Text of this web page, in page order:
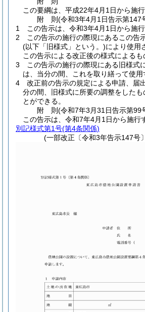
この要綱は、平成22年4月1日から施行
附 則(令和3年4月1日告示第147
1
この告示は、令和3年4月1日から施行
2
この告示の施行の際現にあるこの告
(以下「旧様式」という。)により使用
この告示による改正後の様式によるも
3
この告示の施行の際現にある旧様式
は、当分の間、これを取り繕って使用
4
改正前の告示の規定による申請、届
分の間、旧様式に所要の調整をしたも
とができる。
附 則(令和7年3月31日告示第99
この告示は、令和7年4月1日から施行
別記様式第1号(第4条関係)
(一部改正〔令和3年告示147号